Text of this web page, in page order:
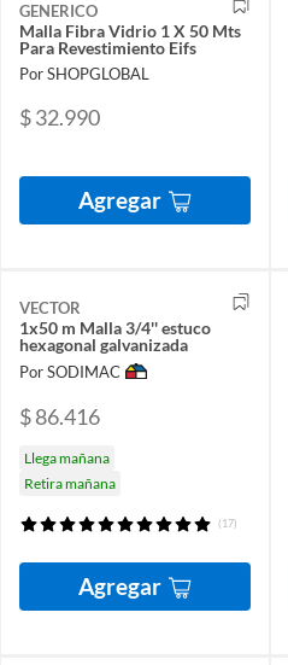
GENERICO
Malla Fibra Vidrio 1 X 50 Mts
Para Revestimiento Eifs
Por SHOPGLOBAL
$ 32.990
Agregar
VECTOR
1x50 m Malla 3/4'' estuco
hexagonal galvanizada
Por SODIMAC
$ 86.416
Llega mañana
Retira mañana
(17)
Agregar